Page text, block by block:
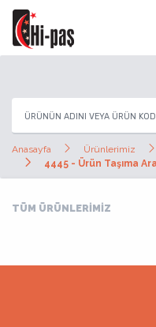
Anasayfa Ürünlerimiz
4445 - Ürün Taşıma
TÜM ÜRÜNLERİMİZ